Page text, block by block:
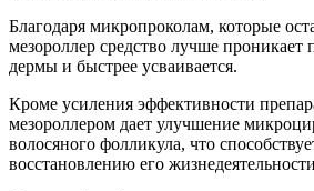
Благодаря микропроколам, которые
мезороллер средство лучше проникает
дермы и быстрее усваивается.
Кроме усиления эффективности
мезороллером дает улучшение
волосяного фолликула, что
восстановлению его